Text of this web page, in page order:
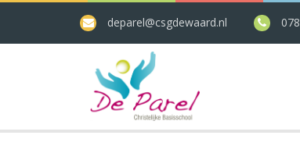
deparel@csgdewaard.nl